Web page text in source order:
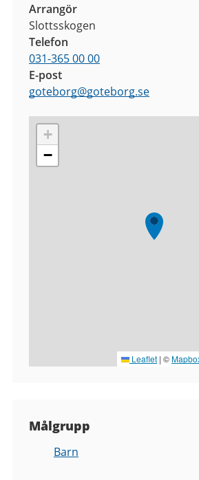
Arrangör
Slottsskogen
Telefon
031-365 00 00
E-post
goteborg@goteborg.se
+
−
Leaflet | ©
Målgrupp
Barn